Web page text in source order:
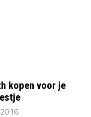
kopen voor je